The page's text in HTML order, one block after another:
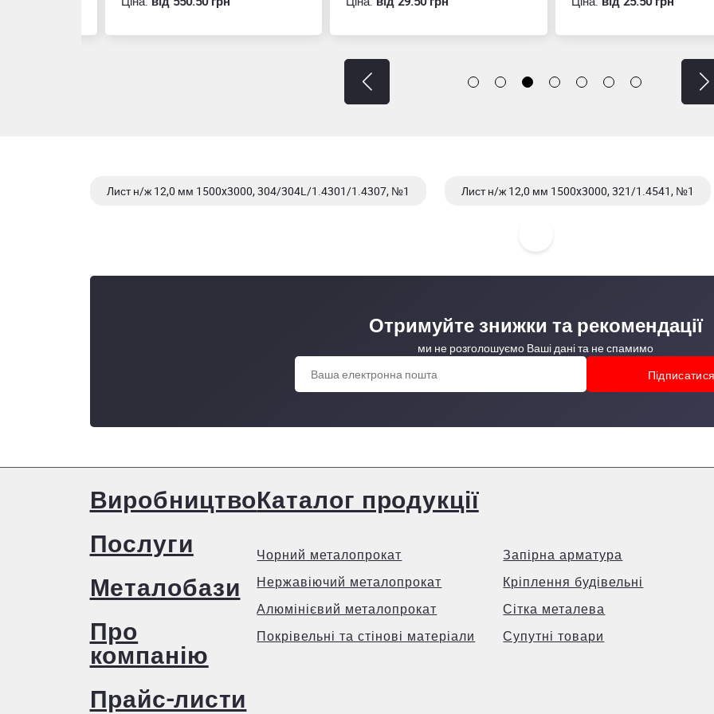
Лист н/ж 12,0 мм 1500x3000, 304/304L/1.4301/1.4307, №1 Лист н/ж 12,0 мм 1500x3000, 321/1.4541, №1
Отримуйте знижки та рекомендації
ми не розголошуємо Ваші дані та не спамимо
Виробництво
Послуги
Металобази
Про
компанію
Прайс-листи
Каталог продукції
Чорний металопрокат
Нержавіючий металопрокат
Алюмінієвий металопрокат
Покрівельні та стінові матеріали
Запірна арматура
Кріплення будівельні
Сітка металева
Супутні товари